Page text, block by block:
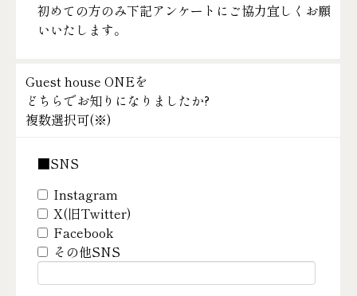
初めての方のみ下記アンケートにご協力宜しくお願
いいたします。
Guest house ONEを
どちらでお知りになりましたか?
複数選択可(※)
■SNS
Instagram
X(旧Twitter)
Facebook
その他SNS